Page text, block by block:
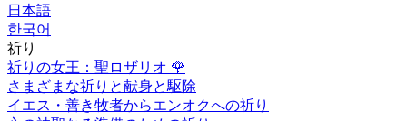
日本語
한국어
祈り
祈りの女王：聖ロザリオ 🌹
さまざまな祈りと献身と駆除
イエス・善き牧者からエンオクへの祈り